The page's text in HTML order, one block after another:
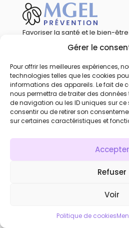
Gérer le
Pour offrir les meilleures expériences,
technologies telles que les cookies
informations des appareils. Le fait de
nous permettra de traiter des
de navigation ou les ID uniques sur ce
consentir ou de retirer son
sur certaines caractéristiques et
Accepter
Refuser
Voir
Politique de cookies
Favoriser la santé et le bien-
par la sensibilisation et la
Qui sommes-nous
Mentions légales
Statuts
Réglement mutualiste
Accès compte personnel